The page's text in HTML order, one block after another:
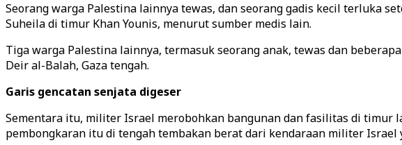
Seorang warga Palestina lainnya tewas, dan seorang gadis kecil terluka
Suheila di timur Khan Younis, menurut sumber medis lain.
Tiga warga Palestina lainnya, termasuk seorang anak, tewas dan
Deir al-Balah, Gaza tengah.
Garis gencatan senjata digeser
Sementara itu, militer Israel merobohkan bangunan dan fasilitas di timur
pembongkaran itu di tengah tembakan berat dari kendaraan militer